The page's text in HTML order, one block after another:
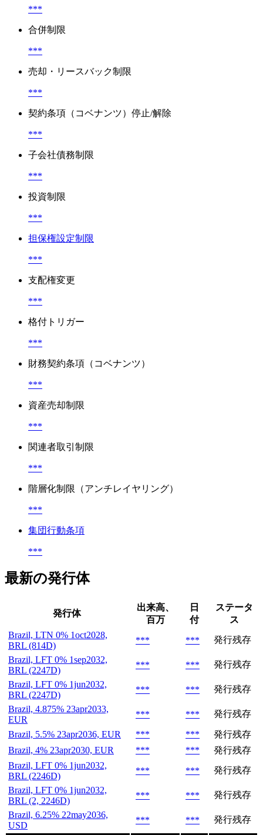
***
合併制限
***
売却・リースバック制限
***
契約条項（コベナンツ）停止/解除
***
子会社債務制限
***
投資制限
***
担保権設定制限
***
支配権変更
***
格付トリガー
***
財務契約条項（コベナンツ）
***
資産売却制限
***
関連者取引制限
***
階層化制限（アンチレイヤリング）
***
集団行動条項
***
最新の発行体
発行体
出来高、
百万
日
付
ステータ
ス
Brazil, LTN 0% 1oct2028,
BRL (814D)
*** ***
発行残存
Brazil, LFT 0% 1sep2032,
BRL (2247D)
*** ***
発行残存
Brazil, LFT 0% 1jun2032,
BRL (2247D)
*** ***
発行残存
Brazil, 4.875% 23apr2033,
EUR
*** *** 発行残存
Brazil, 5.5% 23apr2036, EUR *** ***
発行残存
Brazil, 4% 23apr2030, EUR
*** ***
発行残存
Brazil, LFT 0% 1jun2032,
BRL (2246D)
*** ***
発行残存
Brazil, LFT 0% 1jun2032,
BRL (2, 2246D)
*** ***
発行残存
Brazil, 6.25% 22may2036,
USD
*** *** 発行残存